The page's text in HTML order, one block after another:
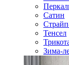
Сатин
Тенсел
Зима-